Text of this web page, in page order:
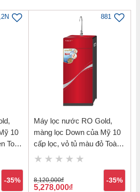
10
Toàn
-35%
881
Máy lọc nước RO Gold,
màng lọc Down của Mỹ 10
cấp lọc, vỏ tủ màu đỏ Toàn
Mỹ TMK-71410R
8,120,000đ
5,278,000đ
-35%